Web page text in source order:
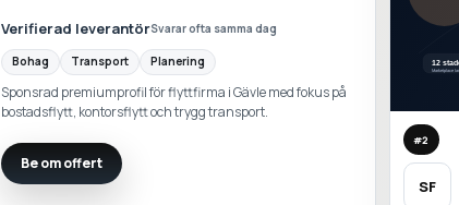
Verifierad leverantörSvarar ofta samma dag
Bohag Transport Planering
Sponsrad premiumprofil för flyttfirma i Gävle med fokus på
bostadsflytt, kontorsflytt och trygg transport.
Be om offert
#2
SF